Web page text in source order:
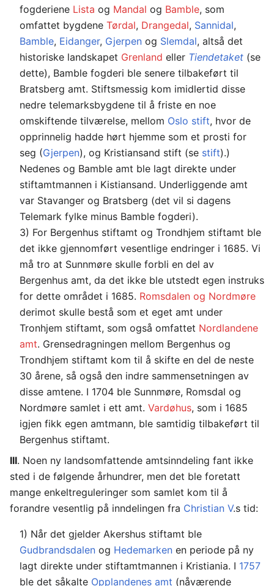
fogderiene Lista og Mandal og Bamble, som
omfattet bygdene Tørdal, Drange­dal, Sannidal,
Bamble, Eidanger, Gjerpen og Slemdal, altså det
historiske landskapet Gren­land eller Tiendetaket (se
dette), Bamble fogderi ble senere tilbakeført til
Bratsberg amt. Stiftsmessig kom imidlertid disse
nedre telemarksbygdene til å friste en noe
omskiftende tilværelse, mellom Oslo stift, hvor de
opprinnelig hadde hørt hjemme som et prosti for
seg (Gjerpen), og Kristiansand stift (se stift).)
Nedenes og Bamble amt ble lagt direkte under
stiftamtmannen i Kistiansand. Underliggende amt
var Stavanger og Bratsberg (det vil si dagens
Telemark fylke minus Bamble fogderi).
3) For Bergenhus stiftamt og Trondhjem stiftamt ble
det ikke gjennomført vesentlige ­endringer i 1685. Vi
må tro at Sunnmøre skulle forbli en del av
Bergenhus amt, da det ikke ble utstedt egen instruks
for dette området i 1685. Romsdalen og Nordmøre
derimot skulle bestå som et eget amt under
Tronhjem stiftamt, som også omfattet Nordlandene
amt. Grensedragningen mellom Bergenhus og
Trondhjem stiftamt kom til å skifte en del de neste
30 årene, så også den indre sammensetningen av
disse amtene. I 1704 ble Sunnmøre, Romsdal og
Nordmøre samlet i ett amt. Vardø­hus, som i 1685
igjen fikk egen amtmann, ble samtidig tilbakeført til
Bergenhus stiftamt.
III. Noen ny landsomfattende amtsinndeling fant ikke
sted i de følgende århundrer, men det ble foretatt
mange enkeltreguleringer som samlet kom til å
forandre vesentlig på inndelingen fra Christian V.s tid:
1) Når det gjelder Akershus stiftamt ble
Gudbrandsdalen og Hedemarken en periode på ny
lagt direkte under stiftamtmannen i Kristiania. I 1757
ble det såkalte Opplandenes amt (nåværende